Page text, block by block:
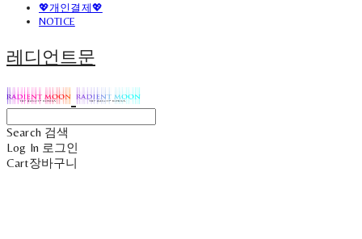
💖개인결제💖
NOTICE
레디언트문
Search 검색
Log In 로그인
Cart장바구니